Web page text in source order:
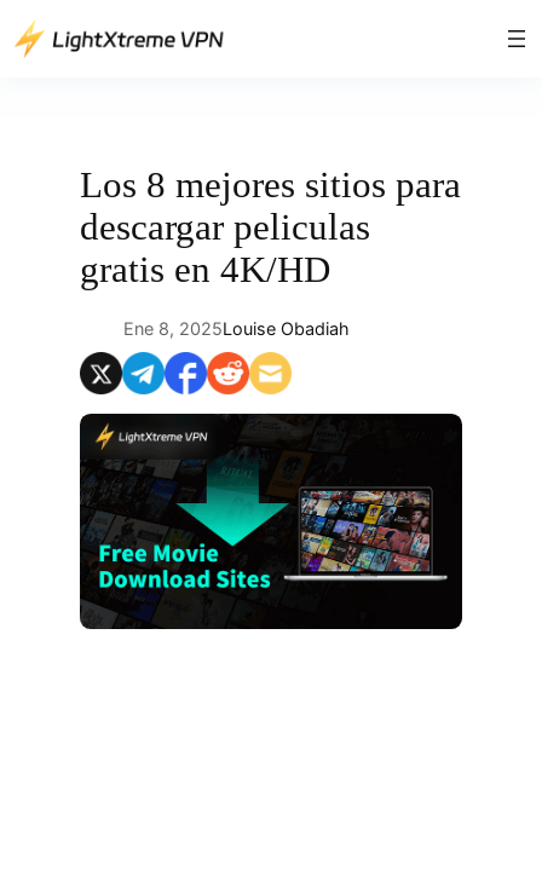
Saltar
Los 8 mejores sitios para
descargar peliculas
gratis en 4K/HD
Ene 8, 2025Louise Obadiah